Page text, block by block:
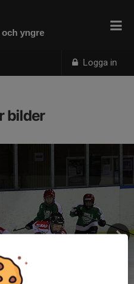
Logga in
och yngre
bilder